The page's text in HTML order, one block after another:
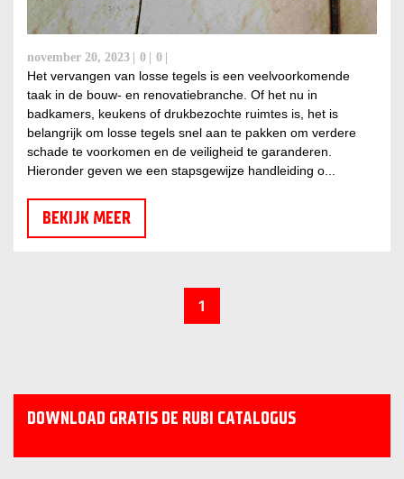
november 20, 2023 0 0
Het vervangen van losse tegels is een veelvoorkomende
taak in de bouw- en renovatiebranche. Of het nu in
badkamers, keukens of drukbezochte ruimtes is, het is
belangrijk om losse tegels snel aan te pakken om verdere
schade te voorkomen en de veiligheid te garanderen.
Hieronder geven we een stapsgewijze handleiding o...
BEKIJK MEER
1
DOWNLOAD GRATIS DE RUBI CATALOGUS